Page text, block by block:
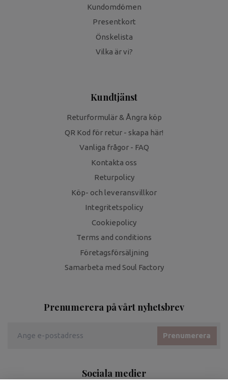
Kundomdömen
Presentkort
Önskelista
Vilka är vi?
Kundtjänst
Returformulär & Ångra köp
QR Kod för retur - skapa här!
Vanliga frågor - FAQ
Kontakta oss
Returpolicy
Köp- och leveransvillkor
Integritetspolicy
Cookiepolicy
Terms and conditions
Företagsförsäljning
Samarbeta med Soul Factory
Prenumerera på vårt nyhetsbrev
Prenumerera
Sociala medier